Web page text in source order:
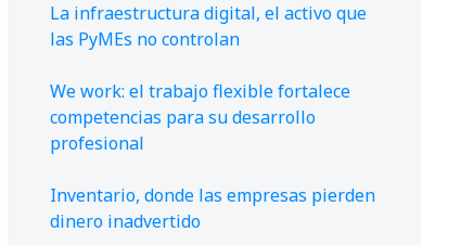
La infraestructura digital, el activo que
las PyMEs no controlan
We work: el trabajo flexible fortalece
competencias para su desarrollo
profesional
Inventario, donde las empresas pierden
dinero inadvertido